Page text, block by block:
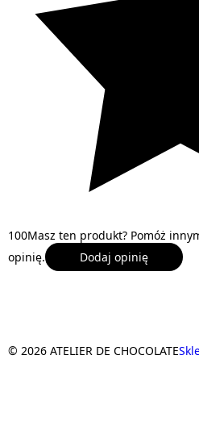
100Masz ten produkt? Pomóż
opinię.
Dodaj opinię
© 2026 ATELIER DE CHOCOLATE